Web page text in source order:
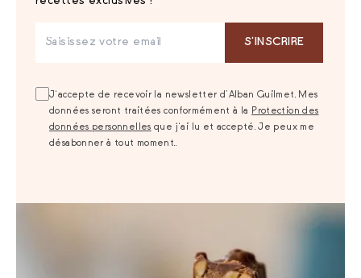
S‘INSCRIRE
J‘accepte de recevoir la newsletter d’Alban Guilmet. Mes
données seront traitées conformément à la Protection des
données personnelles que j‘ai lu et accepté. Je peux me
désabonner à tout moment..